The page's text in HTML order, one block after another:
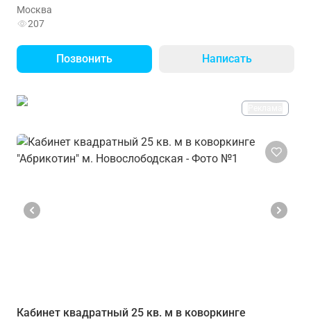
Москва
207
Позвонить Написать
Кабинет квадратный 25 кв. м в коворкинге